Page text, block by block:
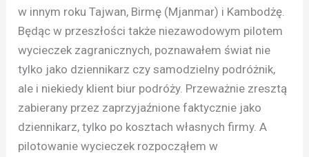
w innym roku Tajwan, Birmę (Mjanmar) i Kambodżę.
Będąc w przeszłości także niezawodowym pilotem
wycieczek zagranicznych, poznawałem świat nie
tylko jako dziennikarz czy samodzielny podróżnik,
ale i niekiedy klient biur podróży. Przeważnie zresztą
zabierany przez zaprzyjaźnione faktycznie jako
dziennikarz, tylko po kosztach własnych firmy. A
pilotowanie wycieczek rozpocząłem w